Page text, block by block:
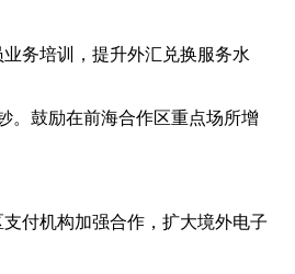
务培训，提升外汇兑换服务水
。鼓励在前海合作区重点场所增
付机构加强合作，扩大境外电子